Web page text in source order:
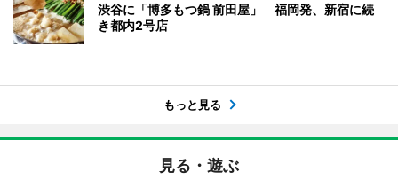
渋谷に「博多もつ鍋 前田屋」 福岡発、新宿に続
き都内2号店
もっと見る
見る・遊ぶ